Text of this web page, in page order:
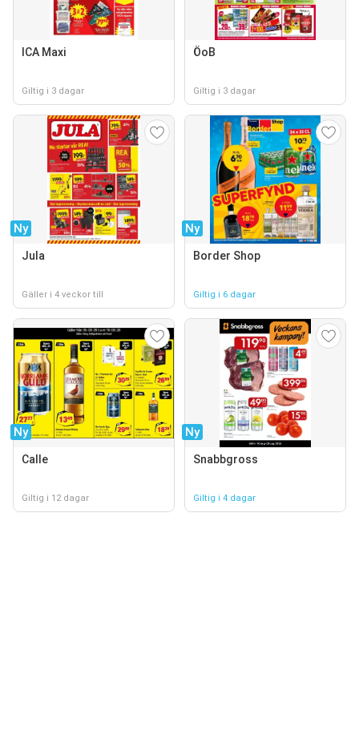
ICA Maxi
Giltig i 3 dagar
ÖoB
Giltig i 3 dagar
Ny
Jula
Gäller i 4 veckor till
Ny
Border Shop
Giltig i 6 dagar
Ny
Calle
Giltig i 12 dagar
Ny
Snabbgross
Giltig i 4 dagar